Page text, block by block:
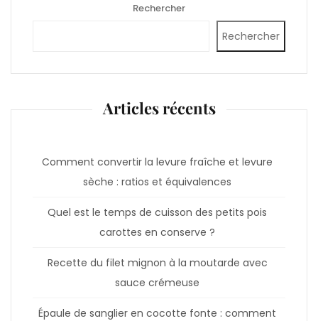
Rechercher
Rechercher
Articles récents
Comment convertir la levure fraîche et levure
sèche : ratios et équivalences
Quel est le temps de cuisson des petits pois
carottes en conserve ?
Recette du filet mignon à la moutarde avec
sauce crémeuse
Épaule de sanglier en cocotte fonte : comment